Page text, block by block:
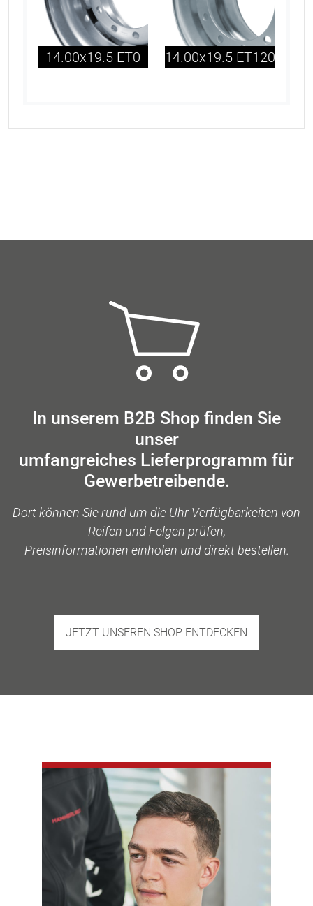
14.00x19.5 ET0 14.00x19.5 ET120
In unserem B2B Shop finden Sie
unser
umfangreiches Lieferprogramm für
Gewerbetreibende.
Dort können Sie rund um die Uhr Verfügbarkeiten von
Reifen und Felgen prüfen,
Preisinformationen einholen und direkt bestellen.
JETZT UNSEREN SHOP ENTDECKEN